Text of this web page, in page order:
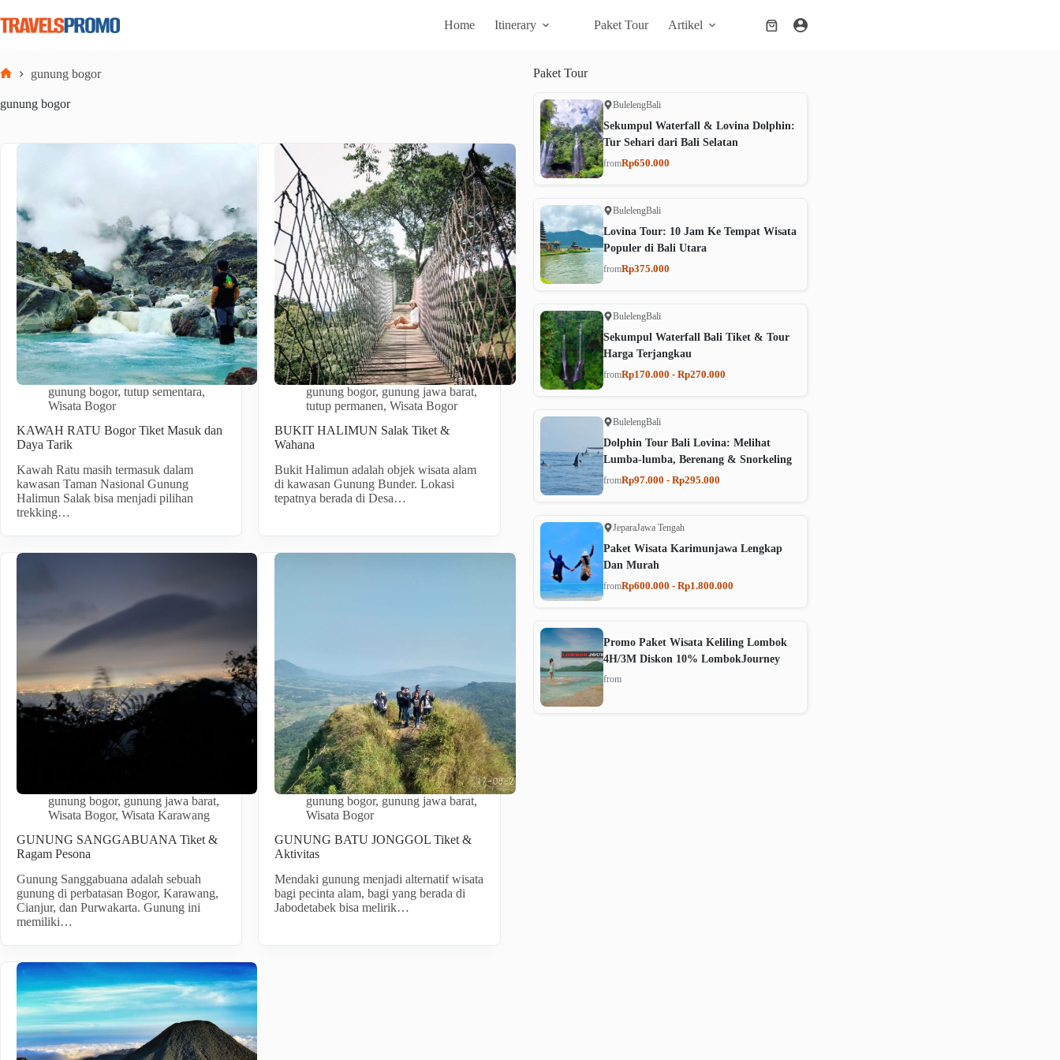
to
content
Home Itinerary Paket Tour Artikel
Shopping
gunung bogor
gunung bogor
gunung bogor, tutup sementara,
Wisata Bogor
KAWAH RATU Bogor Tiket Masuk dan
Daya Tarik
Kawah Ratu masih termasuk dalam
kawasan Taman Nasional Gunung
Halimun Salak bisa menjadi pilihan
trekking…
gunung bogor, gunung jawa barat,
tutup permanen,Wisata Bogor
BUKIT HALIMUN Salak Tiket &
Wahana
Bukit Halimun adalah objek wisata alam
di kawasan Gunung Bunder. Lokasi
tepatnya berada di Desa…
gunung bogor, gunung jawa barat,
Wisata Bogor, Wisata Karawang
GUNUNG SANGGABUANA Tiket &
Ragam Pesona
Gunung Sanggabuana adalah sebuah
gunung di perbatasan Bogor, Karawang,
Cianjur, dan Purwakarta. Gunung ini
memiliki…
gunung bogor, gunung jawa barat,
Wisata Bogor
GUNUNG BATU JONGGOL Tiket &
Aktivitas
Mendaki gunung menjadi alternatif wisata
bagi pecinta alam, bagi yang berada di
Jabodetabek bisa melirik…
Paket Tour
BulelengBali
Sekumpul Waterfall & Lovina Dolphin:
Tur Sehari dari Bali Selatan
fromRp650.000
BulelengBali
Lovina Tour: 10 Jam Ke Tempat Wisata
Populer di Bali Utara
fromRp375.000
BulelengBali
Sekumpul Waterfall Bali Tiket & Tour
Harga Terjangkau
fromRp170.000 - Rp270.000
BulelengBali
Dolphin Tour Bali Lovina: Melihat
Lumba-lumba, Berenang & Snorkeling
fromRp97.000 - Rp295.000
JeparaJawa Tengah
Paket Wisata Karimunjawa Lengkap
Dan Murah
fromRp600.000 - Rp1.800.000
Promo Paket Wisata Keliling Lombok
4H/3M Diskon 10% LombokJourney
from